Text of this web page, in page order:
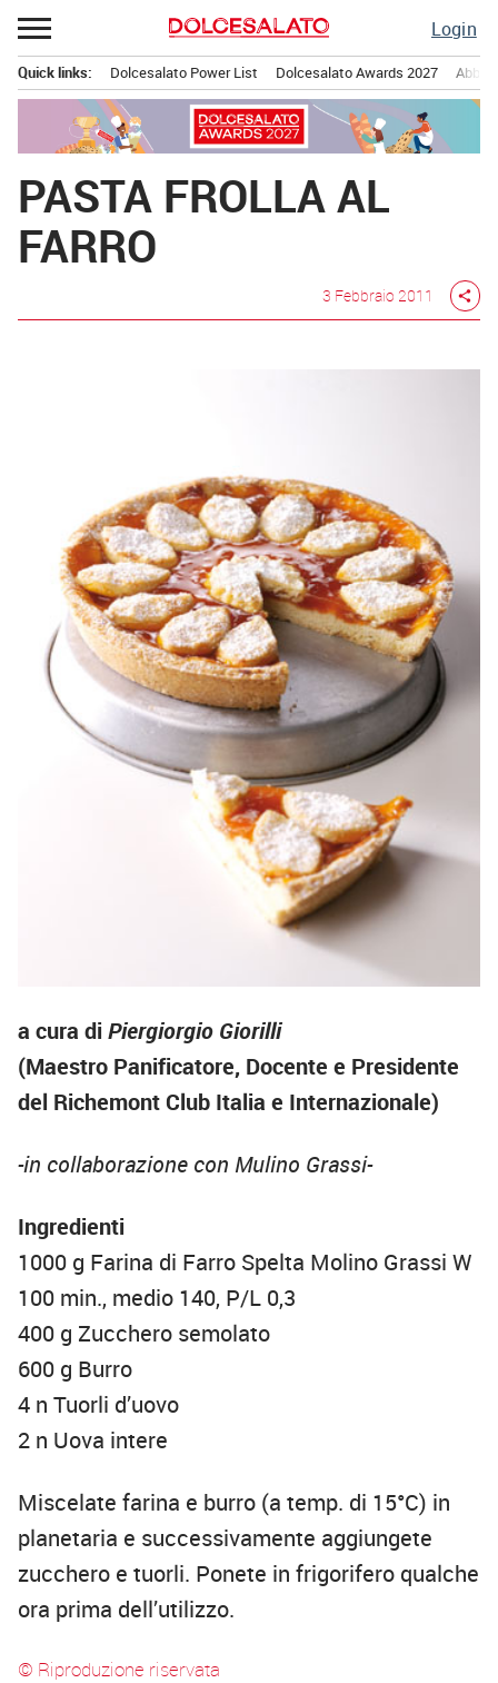
Passa
al
contenuto
Login
principale
Quick links: Dolcesalato Power List Dolcesalato Awards 2027
PASTA FROLLA AL
FARRO
3 Febbraio 2011 share
a cura di Piergiorgio Giorilli
(Maestro Panificatore, Docente e Presidente
del Richemont Club Italia e Internazionale)
-in collaborazione con Mulino Grassi-
Ingredienti
1000 g Farina di Farro Spelta Molino Grassi W
100 min., medio 140, P/L 0,3
400 g Zucchero semolato
600 g Burro
4 n Tuorli d’uovo
2 n Uova intere
Miscelate farina e burro (a temp. di 15°C) in
planetaria e successivamente aggiungete
zucchero e tuorli. Ponete in frigorifero qualche
ora prima dell’utilizzo.
© Riproduzione riservata